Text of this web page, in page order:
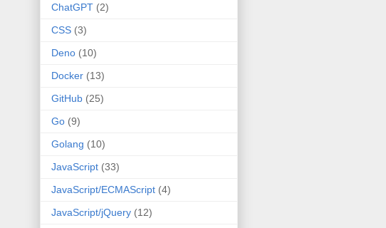
ChatGPT (2)
CSS (3)
Deno (10)
Docker (13)
GitHub (25)
Go (9)
Golang (10)
JavaScript (33)
JavaScript/ECMAScript (4)
JavaScript/jQuery (12)